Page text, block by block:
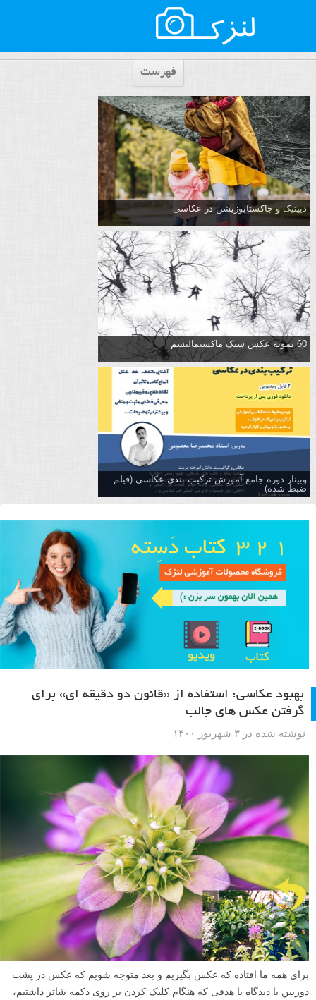
فهرست
دیپتیک و جاکستا‌پوزیشن در عکاسی
60 نمونه عکس سبک ماکسیمالیسم
وبینار دوره جامع آموزش تركيب بندي عكاسي (فیلم
ضبط شده)
بهبود عکاسی: استفاده از «قانون دو دقیقه ای» برای
گرفتن عکس های جالب
نوشته شده در ۳ شهریور ۱۴۰۰
برای همه ما افتاده که عکس بگیریم و بعد متوجه شویم که عکس در پشت
دوربین با دیدگاه یا هدفی که هنگام کلیک کردن بر روی دکمه شاتر داشتیم،